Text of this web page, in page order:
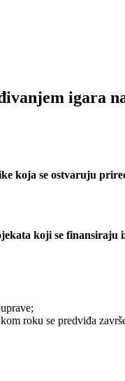
igara
koja se ostvaruju
koji se finansiraju
roku se predviđa